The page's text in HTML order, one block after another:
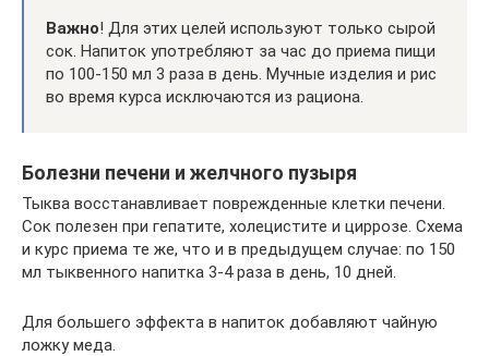
Важно! Для этих целей используют только сырой
сок. Напиток употребляют за час до приема пищи
по 100-150 мл 3 раза в день. Мучные изделия и рис
во время курса исключаются из рациона.
Болезни печени и желчного пузыря
Тыква восстанавливает поврежденные клетки печени.
Сок полезен при гепатите, холецистите и циррозе. Схема
и курс приема те же, что и в предыдущем случае: по 150
мл тыквенного напитка 3-4 раза в день, 10 дней.
Для большего эффекта в напиток добавляют чайную
ложку меда.